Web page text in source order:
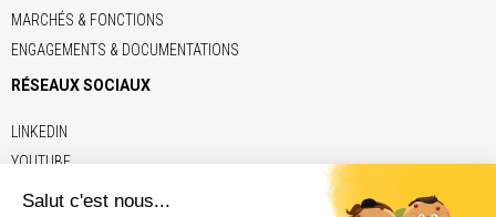
MARCHÉS & FONCTIONS
ENGAGEMENTS & DOCUMENTATIONS
RÉSEAUX SOCIAUX
LINKEDIN
YOUTUBE
LIENS